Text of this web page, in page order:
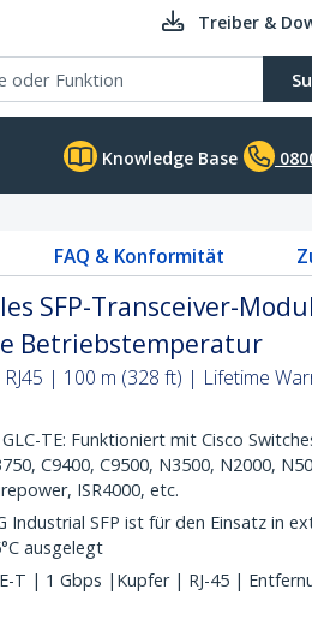
Treiber &
Knowledge Base
FAQ & Konformität
SFP-Transceiver-
Betriebstemperatur
| 100 m (328 ft) | Lifetime
TE: Funktioniert mit Cisco
C9400, C9500, N3500, N2000,
ISR4000, etc.
Industrial SFP ist für den Einsatz in
ausgelegt
T | 1 Gbps |Kupfer | RJ-45 |